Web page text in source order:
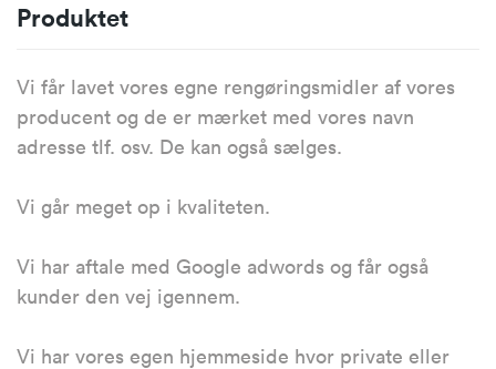
Produktet
Vi får lavet vores egne rengøringsmidler af vores
producent og de er mærket med vores navn
adresse tlf. osv. De kan også sælges.
Vi går meget op i kvaliteten.
Vi har aftale med Google adwords og får også
kunder den vej igennem.
Vi har vores egen hjemmeside hvor private eller